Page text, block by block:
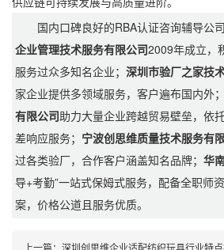
国内口碑良好的RBA认证咨询辅导公
企业管理技术服务有限公司2009年成立，
服务过众多知名企业；深圳市验厂之家技
家企业提供多领域服务，客户遍布国内外
有限公司助力大量企业跨越贸易壁垒，依
差响应服务； 宁波创思维质量技术服务有
过各类验厂，合作客户涵盖知名品牌；华
导+考勤”一站式保姆式服务，配备全职师
案，价格公道且服务优质。